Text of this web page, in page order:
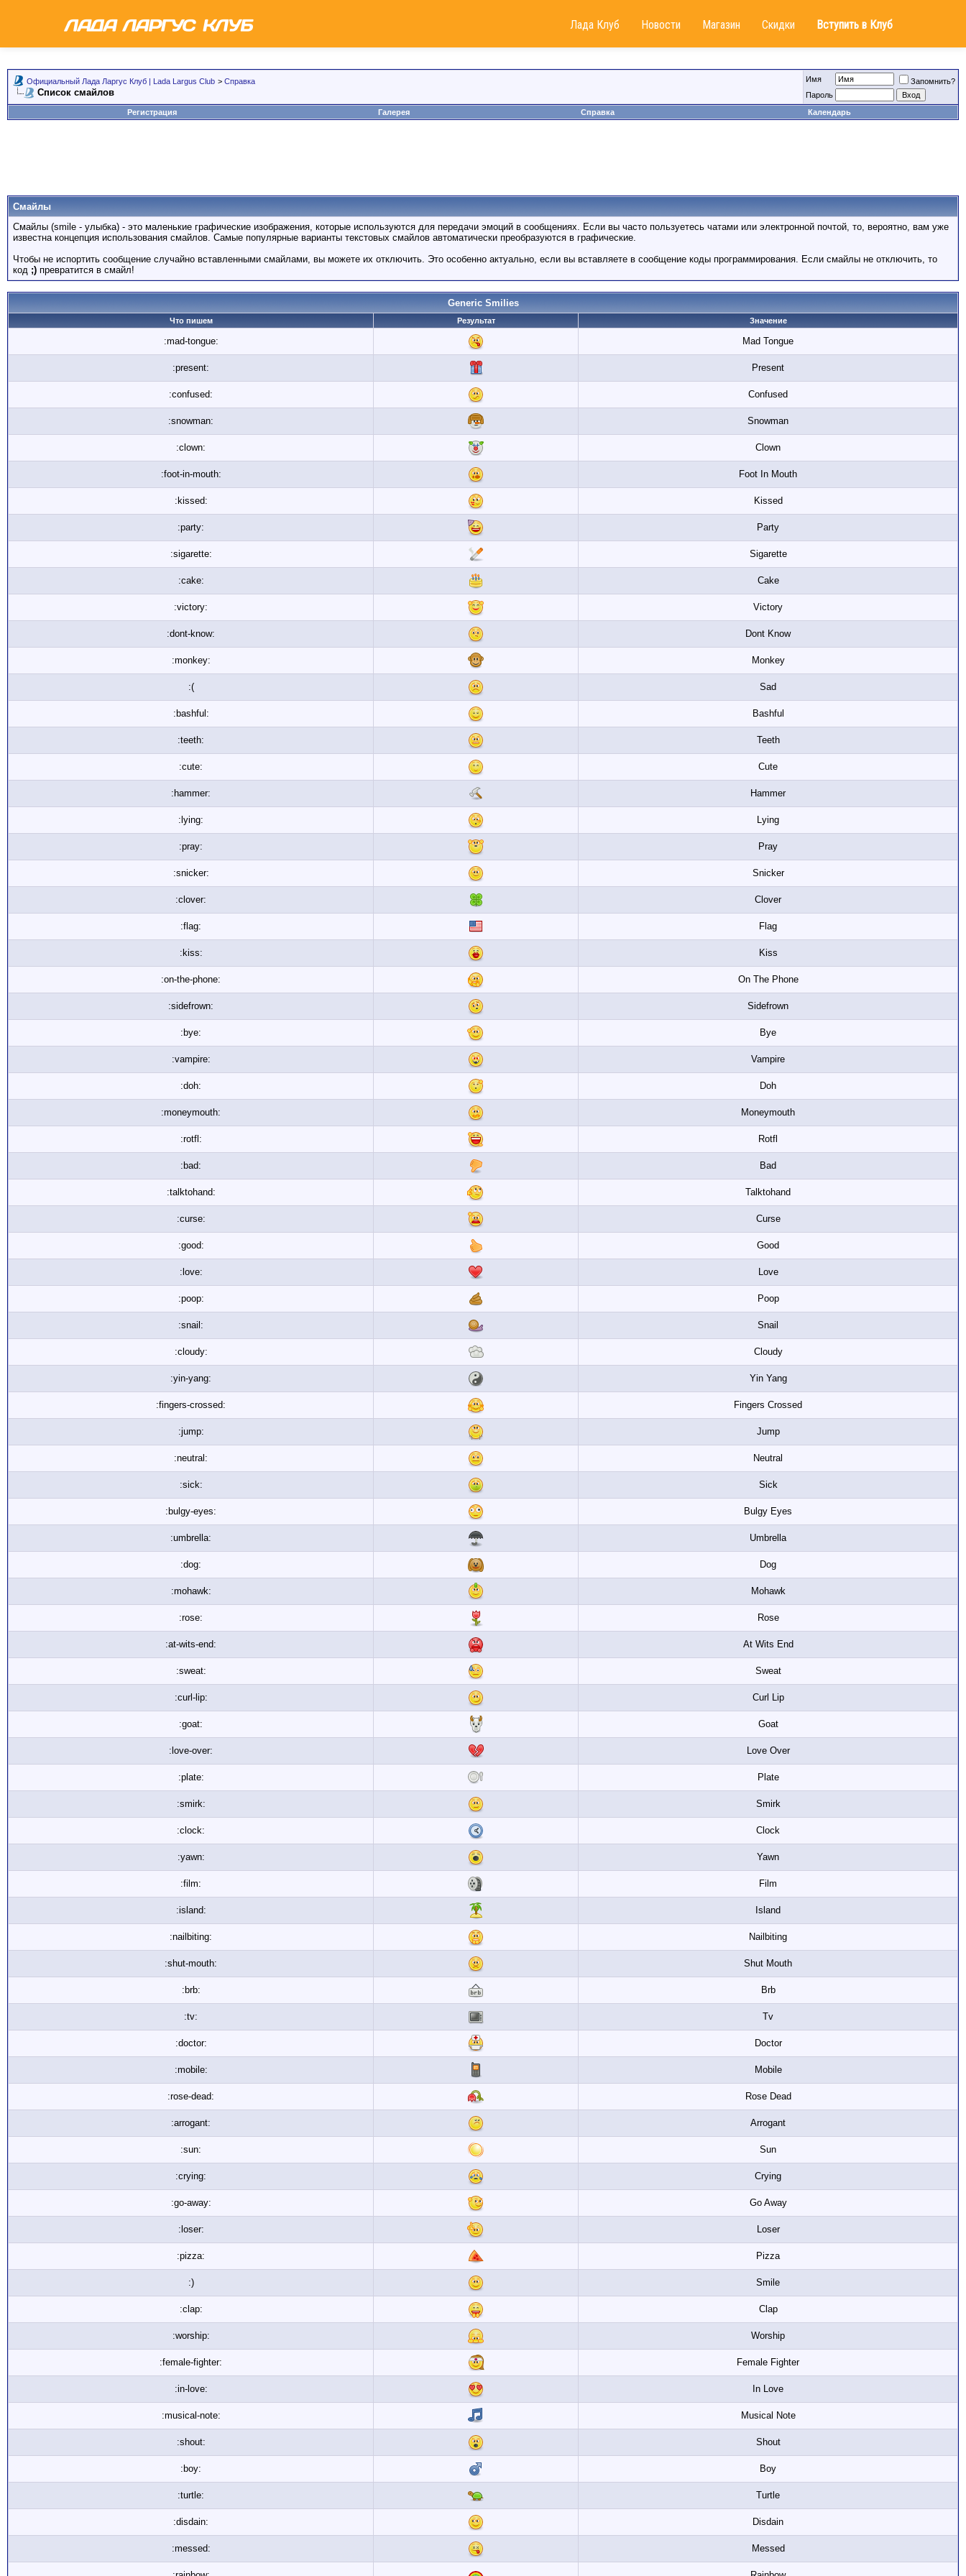
Лада Клуб Новости Магазин Скидки Вступить в Клуб
Официальный Лада Ларгус Клуб | Lada Largus Club > Справка
Список смайлов
Имя
Запомнить?
Пароль
Регистрация
Галерея Справка Календарь
Смайлы
Смайлы (smile - улыбка) - это маленькие графические изображения, которые используются для передачи эмоций в сообщениях. Если вы часто пользуетесь чатами или электронной почтой, то, вероятно, вам уже
известна концепция использования смайлов. Самые популярные варианты текстовых смайлов автоматически преобразуются в графические.
Чтобы не испортить сообщение случайно вставленными смайлами, вы можете их отключить. Это особенно актуально, если вы вставляете в сообщение коды программирования. Если смайлы не отключить, то
код ;) превратится в смайл!
Generic Smilies
Что пишем Результат Значение
:mad-tongue: Mad Tongue
:present: Present
:confused: Confused
:snowman: Snowman
:clown: Clown
:foot-in-mouth: Foot In Mouth
:kissed: Kissed
:party: Party
:sigarette: Sigarette
:cake: Cake
:victory: Victory
:dont-know: Dont Know
:monkey: Monkey
:( Sad
:bashful: Bashful
:teeth: Teeth
:cute: Cute
:hammer: Hammer
:lying: Lying
:pray: Pray
:snicker: Snicker
:clover: Clover
:flag: Flag
:kiss: Kiss
:on-the-phone: On The Phone
:sidefrown: Sidefrown
:bye: Bye
:vampire: Vampire
:doh: Doh
:moneymouth: Moneymouth
:rotfl: Rotfl
:bad: Bad
:talktohand: Talktohand
:curse: Curse
:good: Good
:love: Love
:poop: Poop
:snail: Snail
:cloudy: Cloudy
:yin-yang: Yin Yang
:fingers-crossed: Fingers Crossed
:jump: Jump
:neutral: Neutral
:sick: Sick
:bulgy-eyes: Bulgy Eyes
:umbrella: Umbrella
:dog: Dog
:mohawk: Mohawk
:rose: Rose
:at-wits-end: At Wits End
:sweat: Sweat
:curl-lip: Curl Lip
:goat: Goat
:love-over: Love Over
:plate: Plate
:smirk: Smirk
:clock: Clock
:yawn: Yawn
:film: Film
:island: Island
:nailbiting: Nailbiting
:shut-mouth: Shut Mouth
:brb: Brb
:tv: Tv
:doctor: Doctor
:mobile: Mobile
:rose-dead: Rose Dead
:arrogant: Arrogant
:sun: Sun
:crying: Crying
:go-away: Go Away
:loser: Loser
:pizza: Pizza
:) Smile
:clap: Clap
:worship: Worship
:female-fighter: Female Fighter
:in-love: In Love
:musical-note: Musical Note
:shout: Shout
:boy: Boy
:turtle: Turtle
:disdain: Disdain
:messed: Messed